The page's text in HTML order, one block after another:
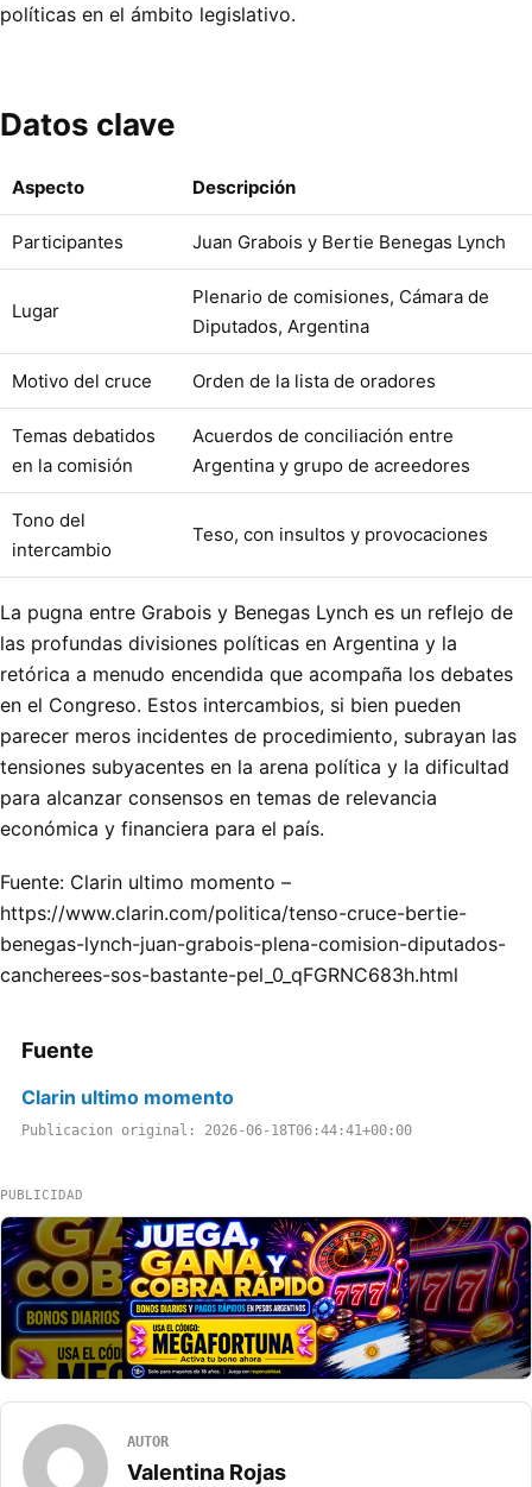
políticas en el ámbito legislativo.
Datos clave
Aspecto Descripción
Participantes Juan Grabois y Bertie Benegas Lynch
Lugar
Plenario de comisiones, Cámara de
Diputados, Argentina
Motivo del cruce Orden de la lista de oradores
Temas debatidos
en la comisión
Acuerdos de conciliación entre
Argentina y grupo de acreedores
Tono del
intercambio
Teso, con insultos y provocaciones
La pugna entre Grabois y Benegas Lynch es un reflejo de
las profundas divisiones políticas en Argentina y la
retórica a menudo encendida que acompaña los debates
en el Congreso. Estos intercambios, si bien pueden
parecer meros incidentes de procedimiento, subrayan las
tensiones subyacentes en la arena política y la dificultad
para alcanzar consensos en temas de relevancia
económica y financiera para el país.
Fuente: Clarin ultimo momento –
https://www.clarin.com/politica/tenso-cruce-bertie-
benegas-lynch-juan-grabois-plena-comision-diputados-
cancherees-sos-bastante-pel_0_qFGRNC683h.html
Fuente
Clarin ultimo momento
Publicacion original: 2026-06-18T06:44:41+00:00
PUBLICIDAD
AUTOR
Valentina Rojas